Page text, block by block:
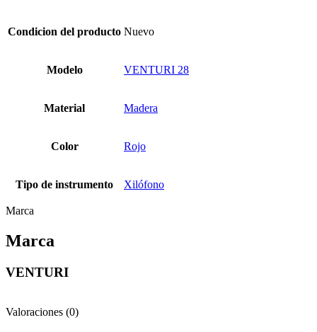
Condicion del producto Nuevo
Modelo VENTURI 28
Material Madera
Color Rojo
Tipo de instrumento Xilófono
Marca
Marca
VENTURI
Valoraciones (0)